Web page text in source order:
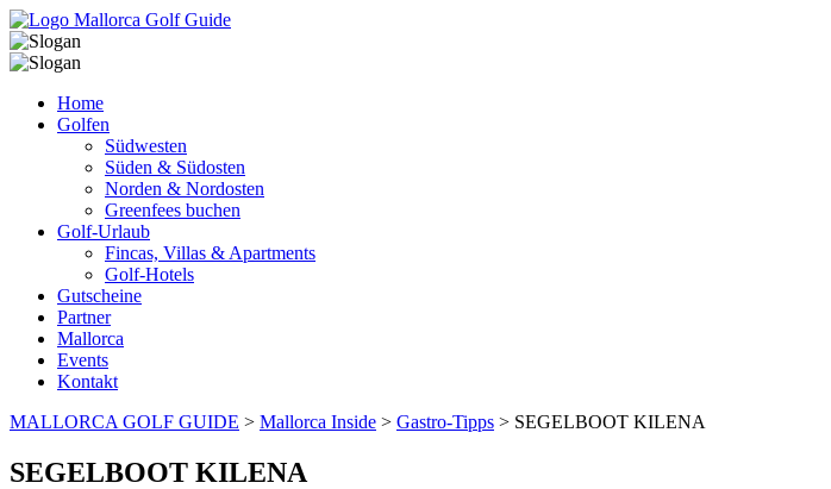
Home
Golfen
Südwesten
Süden & Südosten
Norden & Nordosten
Greenfees buchen
Golf-Urlaub
Fincas, Villas & Apartments
Golf-Hotels
Gutscheine
Partner
Mallorca
Events
Kontakt
MALLORCA GOLF GUIDE > Mallorca Inside > Gastro-Tipps > SEGELBOOT KILENA
SEGELBOOT KILENA